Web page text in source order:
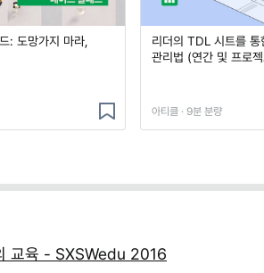
: 도망가지 마라,
리더의 TDL 시트를
관리법 (연간 및 프로
아티클 · 9분 분량
교육 - SXSWedu 2016